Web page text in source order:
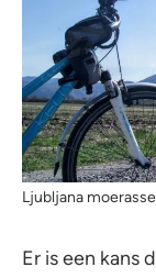
Ljubljana
Er is een kans